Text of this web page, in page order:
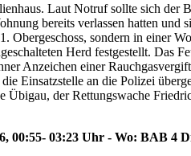
Laut Notruf sollte sich der
bereits verlassen hatten und
Obergeschoss, sondern in einer
Herd festgestellt. Das
Anzeichen einer
Einsatzstelle an die Polizei
Übigau, der Rettungswache
00:55- 03:23 Uhr - Wo: BAB 4